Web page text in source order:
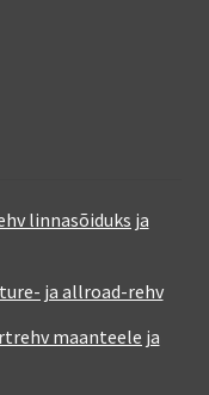
linnasõiduks ja
ja allroad-rehv
maanteele ja